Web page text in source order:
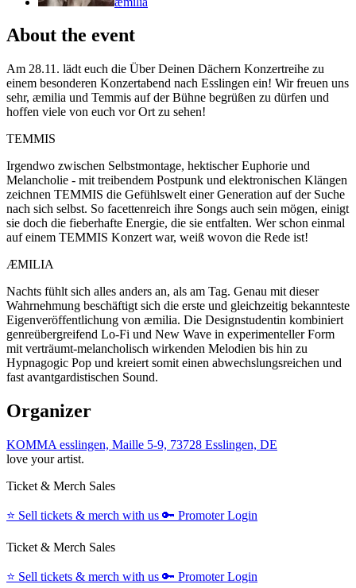
About the event
Am 28.11. lädt euch die Über Deinen Dächern Konzertreihe zu
einem besonderen Konzertabend nach Esslingen ein! Wir freuen uns
sehr, æmilia und Temmis auf der Bühne begrüßen zu dürfen und
hoffen viele von euch vor Ort zu sehen!
TEMMIS
Irgendwo zwischen Selbstmontage, hektischer Euphorie und
Melancholie - mit treibendem Postpunk und elektronischen Klängen
zeichnen TEMMIS die Gefühlswelt einer Generation auf der Suche
nach sich selbst. So facettenreich ihre Songs auch sein mögen, einigt
sie doch die fieberhafte Energie, die sie entfalten. Wer schon einmal
auf einem TEMMIS Konzert war, weiß wovon die Rede ist!
ÆMILIA
Nachts fühlt sich alles anders an, als am Tag. Genau mit dieser
Wahrnehmung beschäftigt sich die erste und gleichzeitig bekannteste
Eigenveröffentlichung von æmilia. Die Designstudentin kombiniert
genreübergreifend Lo-Fi und New Wave in experimenteller Form
mit verträumt-melancholisch wirkenden Melodien bis hin zu
Hypnagogic Pop und kreiert somit einen abwechslungsreichen und
fast avantgardistischen Sound.
Organizer
KOMMA esslingen, Maille 5-9, 73728 Esslingen, DE
love your artist.
Ticket & Merch Sales
⭐️ Sell tickets & merch with us 🔑 Promoter Login
Ticket & Merch Sales
⭐️ Sell tickets & merch with us 🔑 Promoter Login